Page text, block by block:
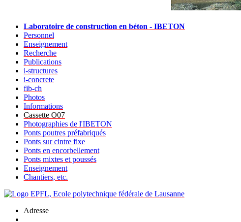
Laboratoire de construction en béton - IBETON
Personnel
Enseignement
Recherche
Publications
i-structures
i-concrete
fib-ch
Photos
Informations
Cassette O07
Photographies de l'IBETON
Ponts poutres préfabriqués
Ponts sur cintre fixe
Ponts en encorbellement
Ponts mixtes et poussés
Enseignement
Chantiers, etc.
Adresse